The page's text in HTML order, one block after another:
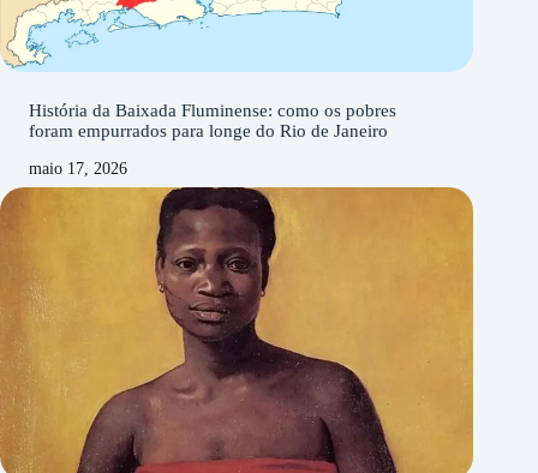
História da Baixada Fluminense: como os pobres
foram empurrados para longe do Rio de Janeiro
maio 17, 2026